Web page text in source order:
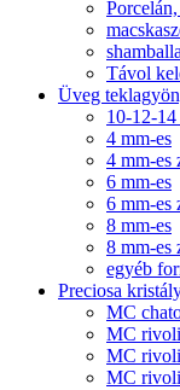
Távol
Üveg
10-12-14
4 mm-es
4 mm-es
6 mm-es
6 mm-es
8 mm-es
8 mm-es
egyéb
Preciosa
MC
MC
MC
MC